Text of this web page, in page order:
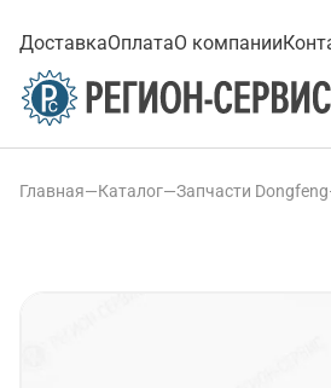
ДоставкаОплатаО компании
Главная—Каталог—Запчасти Dongfeng